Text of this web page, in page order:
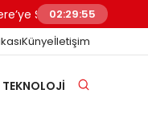
Uyardı Saldırı Üssü
02:29:56
Künyeİletişim
TEKNOLOJI